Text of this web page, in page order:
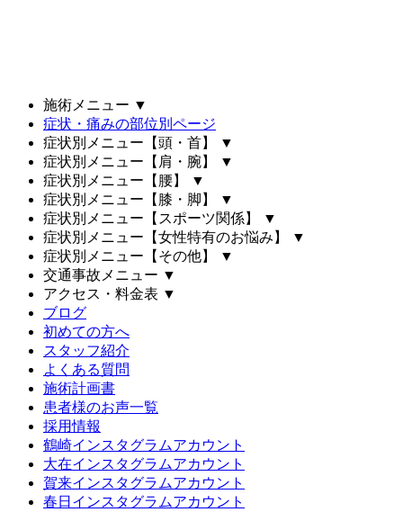
施術メニュー ▼
症状・痛みの部位別ページ
症状別メニュー【頭・首】
▼
症状別メニュー【肩・腕】
▼
症状別メニュー【腰】
▼
症状別メニュー【膝・脚】
▼
症状別メニュー【スポーツ関係】
▼
症状別メニュー【女性特有のお悩み】
▼
症状別メニュー【その他】
▼
交通事故メニュー ▼
アクセス・料金表 ▼
ブログ
初めての方へ
スタッフ紹介
よくある質問
施術計画書
患者様のお声一覧
採用情報
鶴崎インスタグラムアカウント
大在インスタグラムアカウント
賀来インスタグラムアカウント
春日インスタグラムアカウント